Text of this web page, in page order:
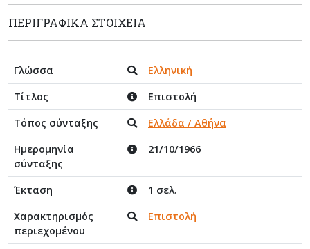
ΠΕΡΙΓΡΑΦΙΚΆ ΣΤΟΙΧΕΊΑ
Γλώσσα
Ελληνική
Τίτλος
Επιστολή
Τόπος σύνταξης
Ελλάδα / Αθήνα
Ημερομηνία
σύνταξης
21/10/1966
Έκταση
1 σελ.
Χαρακτηρισμός
περιεχομένου
Επιστολή